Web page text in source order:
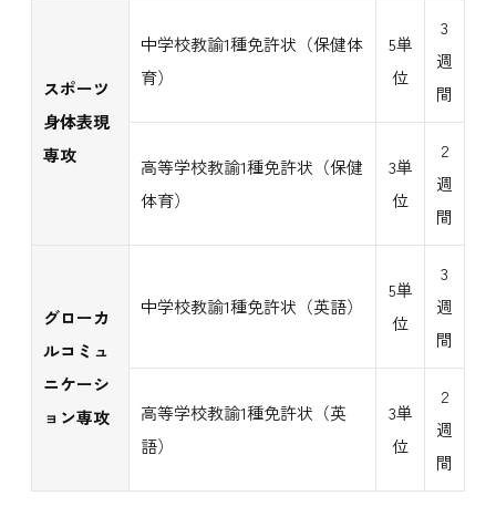
スポーツ
身体表現
専攻
中学校教諭1種免許状（保健体
育）
5単
位
3
週
間
高等学校教諭1種免許状（保健
体育）
3単
位
2
週
間
グローカ
ルコミュ
ニケーシ
ョン専攻
中学校教諭1種免許状（英語）
5単
位
3
週
間
高等学校教諭1種免許状（英
語）
3単
位
2
週
間